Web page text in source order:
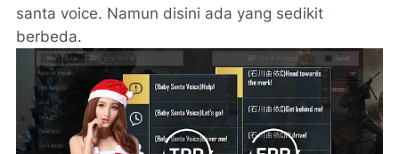
santa voice. Namun disini ada yang sedikit
berbeda.